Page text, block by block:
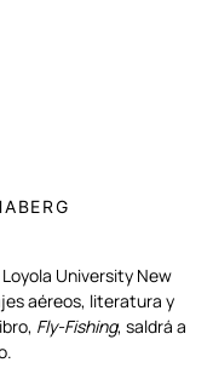
University New
aéreos, literatura y
Fly-Fishing, saldrá a